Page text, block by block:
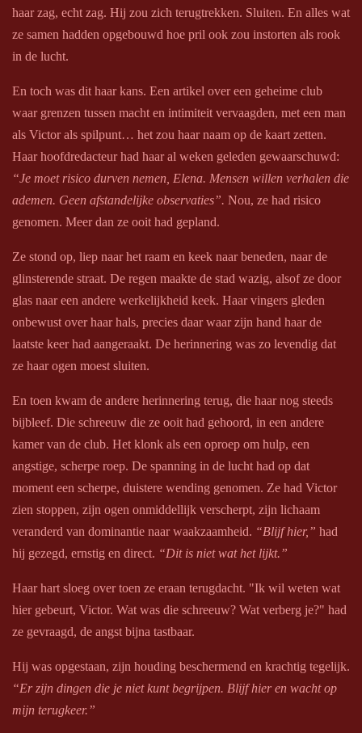
haar zag, echt zag. Hij zou zich terugtrekken. Sluiten. En alles wat
ze samen hadden opgebouwd hoe pril ook zou instorten als rook
in de lucht.
En toch was dit haar kans. Een artikel over een geheime club
waar grenzen tussen macht en intimiteit vervaagden, met een man
als Victor als spilpunt… het zou haar naam op de kaart zetten.
Haar hoofdredacteur had haar al weken geleden gewaarschuwd:
“Je moet risico durven nemen, Elena. Mensen willen verhalen die
ademen. Geen afstandelijke observaties”. Nou, ze had risico
genomen. Meer dan ze ooit had gepland.
Ze stond op, liep naar het raam en keek naar beneden, naar de
glinsterende straat. De regen maakte de stad wazig, alsof ze door
glas naar een andere werkelijkheid keek. Haar vingers gleden
onbewust over haar hals, precies daar waar zijn hand haar de
laatste keer had aangeraakt. De herinnering was zo levendig dat
ze haar ogen moest sluiten.
En toen kwam de andere herinnering terug, die haar nog steeds
bijbleef. Die schreeuw die ze ooit had gehoord, in een andere
kamer van de club. Het klonk als een oproep om hulp, een
angstige, scherpe roep. De spanning in de lucht had op dat
moment een scherpe, duistere wending genomen. Ze had Victor
zien stoppen, zijn ogen onmiddellijk verscherpt, zijn lichaam
veranderd van dominantie naar waakzaamheid. “Blijf hier,” had
hij gezegd, ernstig en direct. “Dit is niet wat het lijkt.”
Haar hart sloeg over toen ze eraan terugdacht. "Ik wil weten wat
hier gebeurt, Victor. Wat was die schreeuw? Wat verberg je?" had
ze gevraagd, de angst bijna tastbaar.
Hij was opgestaan, zijn houding beschermend en krachtig tegelijk.
“Er zijn dingen die je niet kunt begrijpen. Blijf hier en wacht op
mijn terugkeer.”